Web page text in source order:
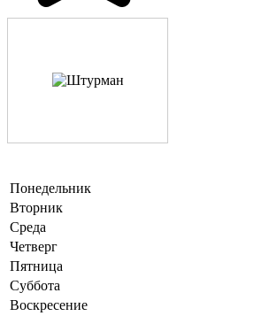
Понедельник
Вторник
Среда
Четверг
Пятница
Суббота
Воскресение